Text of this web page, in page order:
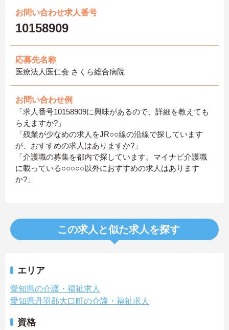
お問い合わせ求人番号
10158909
応募先名称
医療法人医仁会 さくら総合病院
お問い合わせ例
「求人番号10158909に興味があるので、詳細を教えても
らえますか?」
「残業が少なめの求人をJR○○線の沿線で探しています
が、おすすめの求人はありますか?」
「介護職の募集を都内で探しています。マイナビ介護職
に載っている○○○○○以外におすすめの求人はあります
か?」
この求人と似た求人を探す
エリア
愛知県の介護・福祉求人
愛知県丹羽郡大口町の介護・福祉求人
資格